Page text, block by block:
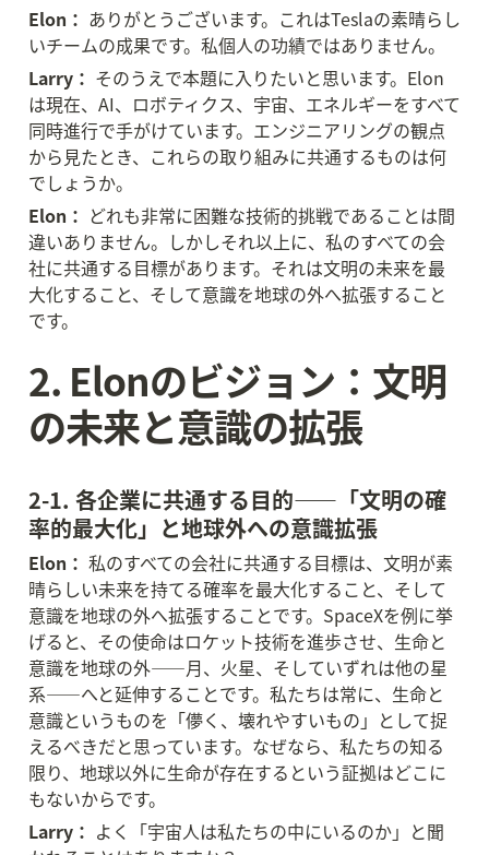
Elon： ありがとうございます。これはTeslaの素晴らし
いチームの成果です。私個人の功績ではありません。
Larry： そのうえで本題に入りたいと思います。Elon
は現在、AI、ロボティクス、宇宙、エネルギーをすべて
同時進行で手がけています。エンジニアリングの観点
から見たとき、これらの取り組みに共通するものは何
でしょうか。
Elon： どれも非常に困難な技術的挑戦であることは間
違いありません。しかしそれ以上に、私のすべての会
社に共通する目標があります。それは文明の未来を最
大化すること、そして意識を地球の外へ拡張すること
です。
2. Elonのビジョン：文明
の未来と意識の拡張
2-1. 各企業に共通する目的——「文明の確
率的最大化」と地球外への意識拡張
Elon： 私のすべての会社に共通する目標は、文明が素
晴らしい未来を持てる確率を最大化すること、そして
意識を地球の外へ拡張することです。SpaceXを例に挙
げると、その使命はロケット技術を進歩させ、生命と
意識を地球の外——月、火星、そしていずれは他の星
系——へと延伸することです。私たちは常に、生命と
意識というものを「儚く、壊れやすいもの」として捉
えるべきだと思っています。なぜなら、私たちの知る
限り、地球以外に生命が存在するという証拠はどこに
もないからです。
Larry： よく「宇宙人は私たちの中にいるのか」と聞